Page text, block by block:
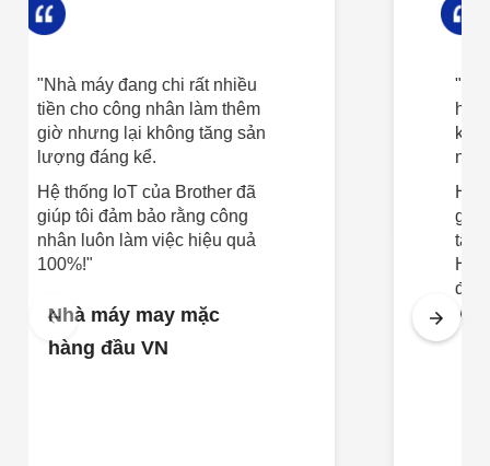
"Nhà máy đang chi rất nhiều
tiền cho công nhân làm thêm
giờ nhưng lại không tăng sản
lượng đáng kể.
Hệ thống IoT của Brother đã
giúp tôi đảm bảo rằng công
nhân luôn làm việc hiệu quả
Nhà máy may mặc
hàng đầu VN